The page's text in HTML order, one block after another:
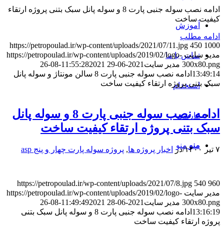
آموزش
تماس با ما
استخدام
فارسی
منو منو
ادامه نصب سوله جنبی پارت 8 و سوله پانل سبک بتنی پروژه ارتقاء
کیفیت ساخت
ادامه مطلب
https://petropoulad.ir/wp-content/uploads/2021/07/11.jpg 450 1000
مدیر سایت https://petropoulad.ir/wp-content/uploads/2019/02/logo-
300x80.png مدیر سایت 2021-06-29 11:55:28
2021-08-26
13:49:14
ادامه نصب سوله جنبی پارت 8 سالن مونتاژ و سوله پانل
سبک بتنی پروژه ارتقاء کیفیت ساخت
ادامه نصب سوله جنبی پارت 8 و سوله پانل
سبک بتنی پروژه ارتقاء کیفیت ساخت
۷ تیر ۱۴۰۰ /در اخبار پروژه ها, پروژه سوله پارت چهار و پنج asp
https://petropoulad.ir/wp-content/uploads/2021/07/8.jpg 540 960
مدیر سایت https://petropoulad.ir/wp-content/uploads/2019/02/logo-
300x80.png مدیر سایت2021-06-28 11:49:49
2021-08-26
13:16:19
ادامه نصب سوله جنبی پارت 8 و سوله پانل سبک بتنی
پروژه ارتقاء کیفیت ساخت